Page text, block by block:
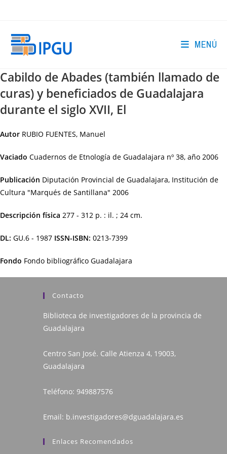
MENÚ
Cabildo de Abades (también llamado de
curas) y beneficiados de Guadalajara
durante el siglo XVII, El
Autor RUBIO FUENTES, Manuel
Vaciado Cuadernos de Etnología de Guadalajara nº 38, año 2006
Publicación Diputación Provincial de Guadalajara, Institución de
Cultura "Marqués de Santillana" 2006
Descripción física 277 - 312 p. : il. ; 24 cm.
DL: GU.6 - 1987 ISSN-ISBN: 0213-7399
Fondo Fondo bibliográfico Guadalajara
Contacto
Biblioteca de investigadores de la provincia de
Guadalajara
Centro San José. Calle Atienza 4, 19003,
Guadalajara
Teléfono: 949887576
Email: b.investigadores@dguadalajara.es
Enlaces Recomendados